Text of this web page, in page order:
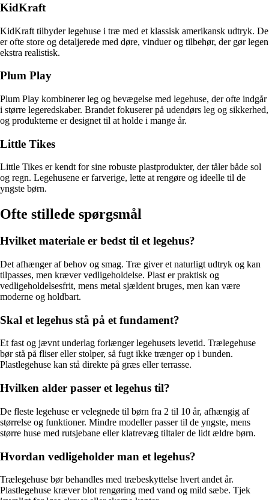
KidKraft
KidKraft tilbyder legehuse i træ med et klassisk amerikansk udtryk. De
er ofte store og detaljerede med døre, vinduer og tilbehør, der gør legen
ekstra realistisk.
Plum Play
Plum Play kombinerer leg og bevægelse med legehuse, der ofte indgår
i større legeredskaber. Brandet fokuserer på udendørs leg og sikkerhed,
og produkterne er designet til at holde i mange år.
Little Tikes
Little Tikes er kendt for sine robuste plastprodukter, der tåler både sol
og regn. Legehusene er farverige, lette at rengøre og ideelle til de
yngste børn.
Ofte stillede spørgsmål
Hvilket materiale er bedst til et legehus?
Det afhænger af behov og smag. Træ giver et naturligt udtryk og kan
tilpasses, men kræver vedligeholdelse. Plast er praktisk og
vedligeholdelsesfrit, mens metal sjældent bruges, men kan være
moderne og holdbart.
Skal et legehus stå på et fundament?
Et fast og jævnt underlag forlænger legehusets levetid. Trælegehuse
bør stå på fliser eller stolper, så fugt ikke trænger op i bunden.
Plastlegehuse kan stå direkte på græs eller terrasse.
Hvilken alder passer et legehus til?
De fleste legehuse er velegnede til børn fra 2 til 10 år, afhængig af
størrelse og funktioner. Mindre modeller passer til de yngste, mens
større huse med rutsjebane eller klatrevæg tiltaler de lidt ældre børn.
Hvordan vedligeholder man et legehus?
Trælegehuse bør behandles med træbeskyttelse hvert andet år.
Plastlegehuse kræver blot rengøring med vand og mild sæbe. Tjek